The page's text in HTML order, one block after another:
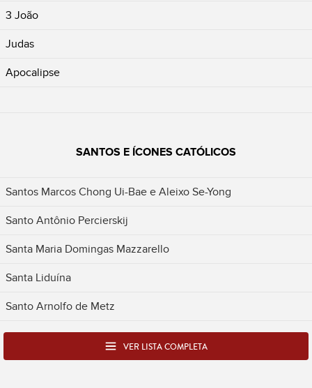
3 João
Judas
Apocalipse
SANTOS E ÍCONES CATÓLICOS
Santos Marcos Chong Ui-Bae e Aleixo Se-Yong
Santo Antônio Percierskij
Santa Maria Domingas Mazzarello
Santa Liduína
Santo Arnolfo de Metz
VER LISTA COMPLETA